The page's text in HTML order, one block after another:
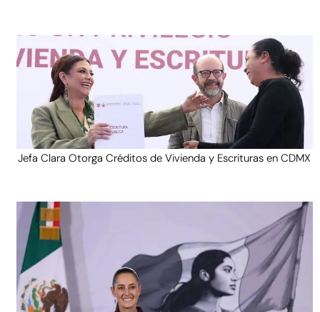
Jefa Clara Otorga Créditos de Vivienda y Escrituras en CDMX